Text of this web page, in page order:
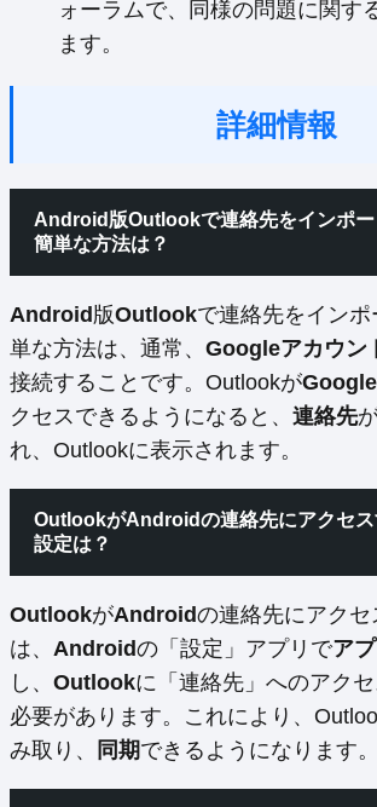
ォーラムで、同様の問題に関す
ます。
詳細情報
Android版Outlookで連絡先をインポ
簡単な方法は？
Android版Outlookで連絡先をイン
単な方法は、通常、 Googleアカウン
接続することです。OutlookがGoogle
クセスできるようになると、 連絡先
れ、Outlookに表示されます。
OutlookがAndroidの連絡先にアクセス
設定は？
OutlookがAndroidの連絡先にアクセ
は、 Androidの「設定」アプリでアプ
し、 Outlookに「連絡先」へのアク
必要があります。これにより、
み取り、
同期できるようになります。